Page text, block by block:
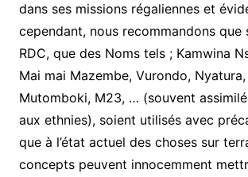
dans ses missions régaliennes et
cependant, nous recommandons que
RDC, que des Noms tels ; Kamwina
Mai mai Mazembe, Vurondo, Nyatura,
Mutomboki, M23, … (souvent
aux ethnies), soient utilisés avec
que à l’état actuel des choses sur
concepts peuvent innocemment